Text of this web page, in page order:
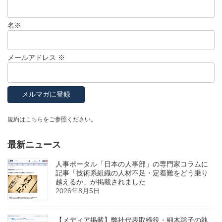
名 ※
メールアドレス ※
規約は こちら をご参照ください。
最新ニュース
人事ポータル「日本の人事部」の専門家コラムに
記事「技術系組織の人材不足・定着難をどう乗り
越えるか」が掲載されました
2026年8月5日
【メディア掲載】弊社代表取締役・細木聡子の執